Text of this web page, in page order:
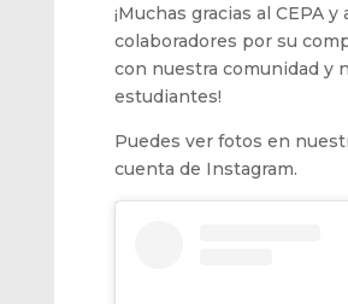
¡Muchas gracias al CEPA y
colaboradores por su
con nuestra comunidad y
estudiantes!
Puedes ver fotos en
cuenta de Instagram.